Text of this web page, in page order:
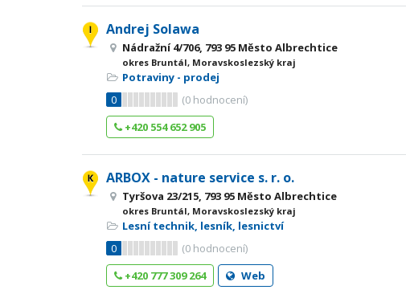
Andrej Solawa
Nádražní 4/706, 793 95 Město Albrechtice
okres Bruntál, Moravskoslezský kraj
Potraviny - prodej
0
(0 hodnocení)
+420 554 652 905
ARBOX - nature service s. r. o.
Tyršova 23/215, 793 95 Město Albrechtice
okres Bruntál, Moravskoslezský kraj
Lesní technik, lesník, lesnictví
0
(0 hodnocení)
+420 777 309 264
Web